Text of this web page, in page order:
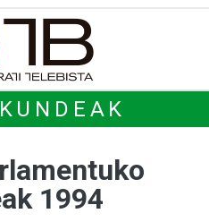
1994